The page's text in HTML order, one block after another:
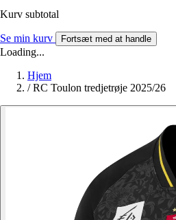
Kurv subtotal
Se min kurv Fortsæt med at handle
Loading...
Hjem
/ RC Toulon tredjetrøje 2025/26